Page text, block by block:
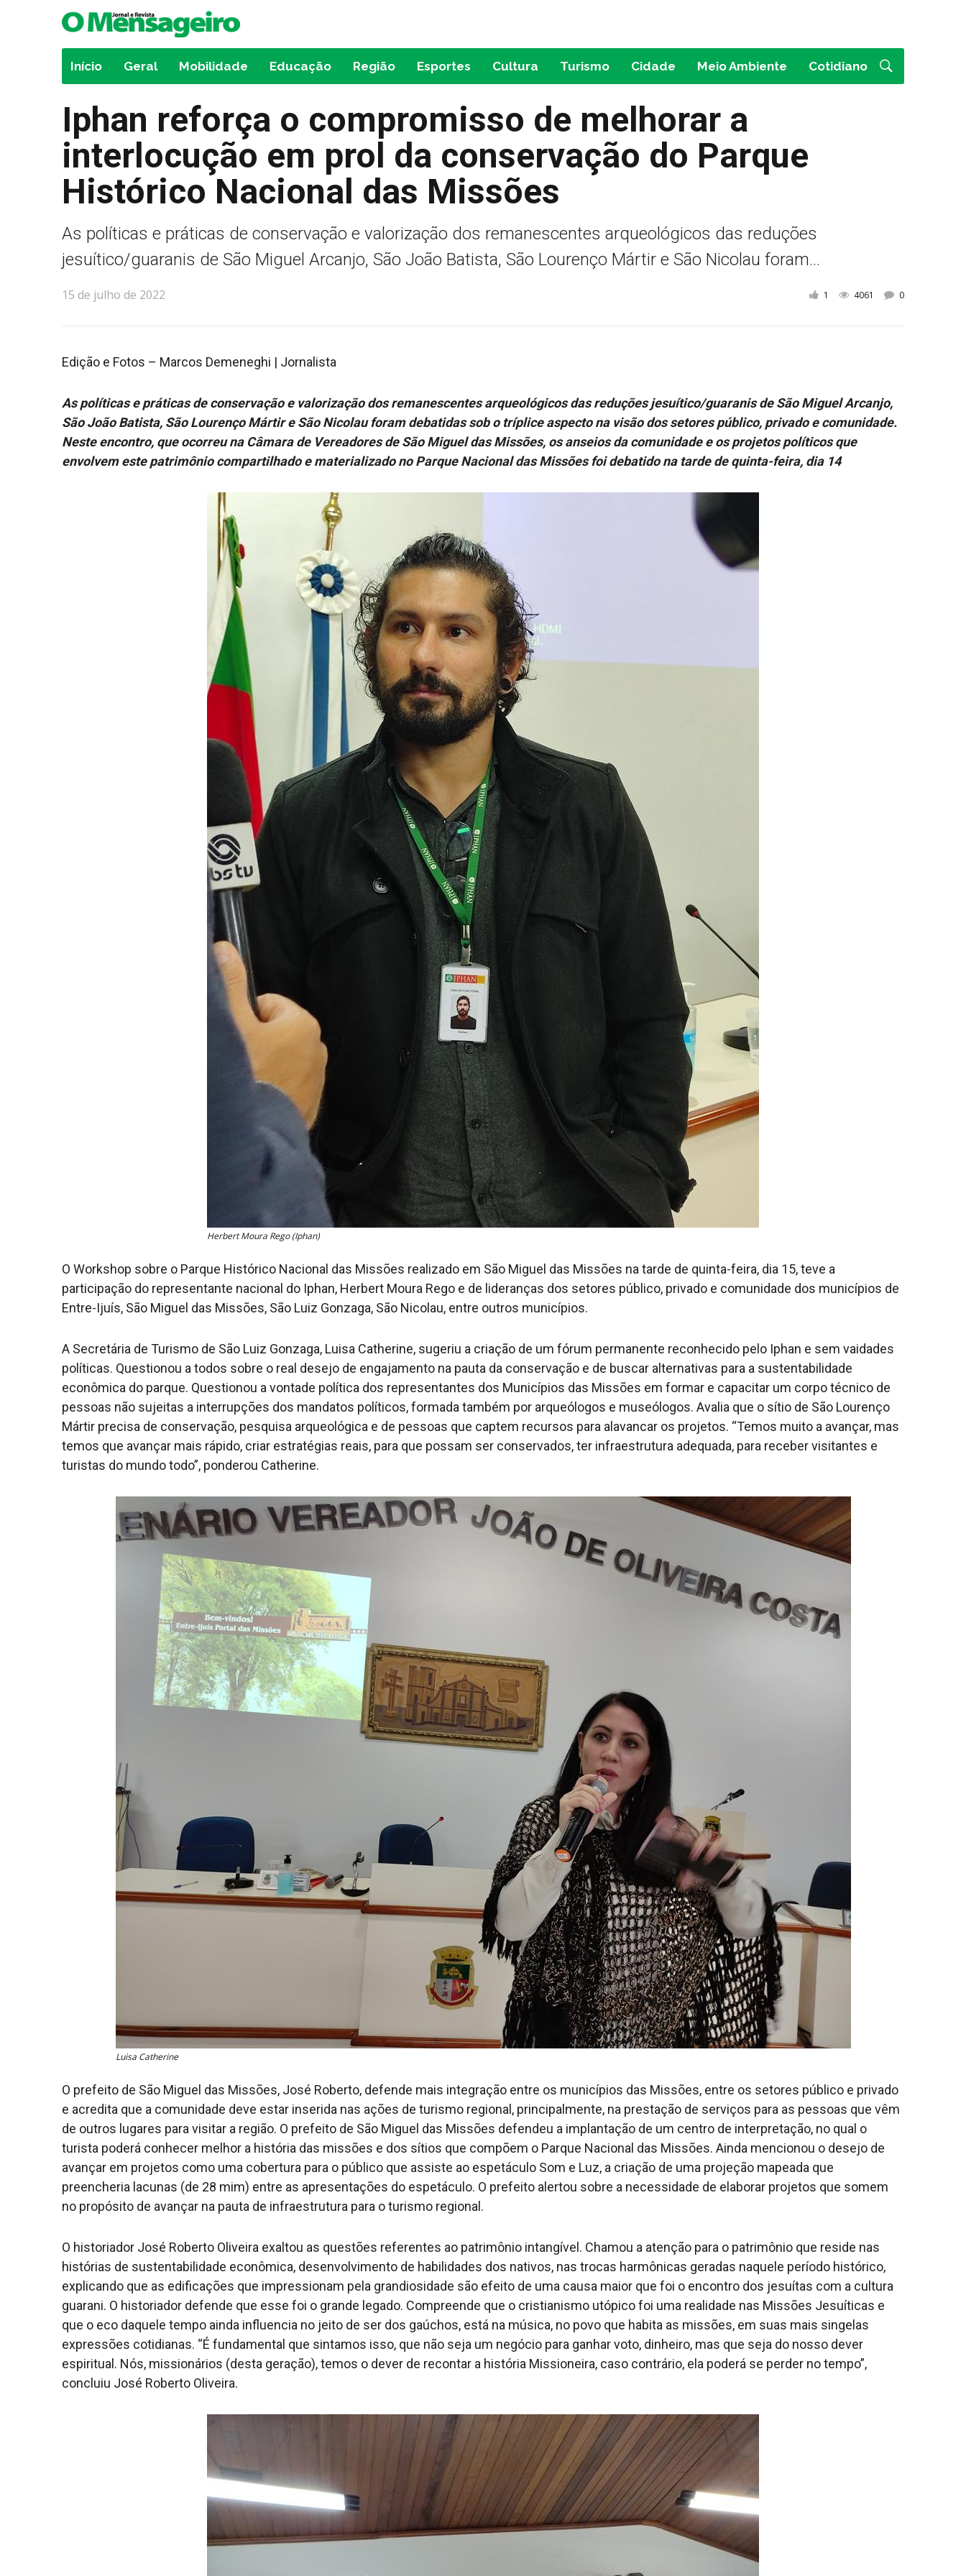
Início Geral Mobilidade Educação Região Esportes Cultura Turismo Cidade Meio Ambiente Cotidiano
Iphan reforça o compromisso de melhorar a
interlocução em prol da conservação do Parque
Histórico Nacional das Missões
As políticas e práticas de conservação e valorização dos remanescentes arqueológicos das reduções
jesuítico/guaranis de São Miguel Arcanjo, São João Batista, São Lourenço Mártir e São Nicolau foram...
15 de julho de 2022 1 4061 0
Edição e Fotos – Marcos Demeneghi | Jornalista
As políticas e práticas de conservação e valorização dos remanescentes arqueológicos das reduções jesuítico/guaranis de São Miguel Arcanjo,
São João Batista, São Lourenço Mártir e São Nicolau foram debatidas sob o tríplice aspecto na visão dos setores público, privado e comunidade.
Neste encontro, que ocorreu na Câmara de Vereadores de São Miguel das Missões, os anseios da comunidade e os projetos políticos que
envolvem este patrimônio compartilhado e materializado no Parque Nacional das Missões foi debatido na tarde de quinta-feira, dia 14
Herbert Moura Rego (Iphan)
O Workshop sobre o Parque Histórico Nacional das Missões realizado em São Miguel das Missões na tarde de quinta-feira, dia 15, teve a
participação do representante nacional do Iphan, Herbert Moura Rego e de lideranças dos setores público, privado e comunidade dos municípios de
Entre-Ijuís, São Miguel das Missões, São Luiz Gonzaga, São Nicolau, entre outros municípios.
A Secretária de Turismo de São Luiz Gonzaga, Luisa Catherine, sugeriu a criação de um fórum permanente reconhecido pelo Iphan e sem vaidades
políticas. Questionou a todos sobre o real desejo de engajamento na pauta da conservação e de buscar alternativas para a sustentabilidade
econômica do parque. Questionou a vontade política dos representantes dos Municípios das Missões em formar e capacitar um corpo técnico de
pessoas não sujeitas a interrupções dos mandatos políticos, formada também por arqueólogos e museólogos. Avalia que o sítio de São Lourenço
Mártir precisa de conservação, pesquisa arqueológica e de pessoas que captem recursos para alavancar os projetos. “Temos muito a avançar, mas
temos que avançar mais rápido, criar estratégias reais, para que possam ser conservados, ter infraestrutura adequada, para receber visitantes e
turistas do mundo todo”, ponderou Catherine.
Luisa Catherine
O prefeito de São Miguel das Missões, José Roberto, defende mais integração entre os municípios das Missões, entre os setores público e privado
e acredita que a comunidade deve estar inserida nas ações de turismo regional, principalmente, na prestação de serviços para as pessoas que vêm
de outros lugares para visitar a região. O prefeito de São Miguel das Missões defendeu a implantação de um centro de interpretação, no qual o
turista poderá conhecer melhor a história das missões e dos sítios que compõem o Parque Nacional das Missões. Ainda mencionou o desejo de
avançar em projetos como uma cobertura para o público que assiste ao espetáculo Som e Luz, a criação de uma projeção mapeada que
preencheria lacunas (de 28 mim) entre as apresentações do espetáculo. O prefeito alertou sobre a necessidade de elaborar projetos que somem
no propósito de avançar na pauta de infraestrutura para o turismo regional.
O historiador José Roberto Oliveira exaltou as questões referentes ao patrimônio intangível. Chamou a atenção para o patrimônio que reside nas
histórias de sustentabilidade econômica, desenvolvimento de habilidades dos nativos, nas trocas harmônicas geradas naquele período histórico,
explicando que as edificações que impressionam pela grandiosidade são efeito de uma causa maior que foi o encontro dos jesuítas com a cultura
guarani. O historiador defende que esse foi o grande legado. Compreende que o cristianismo utópico foi uma realidade nas Missões Jesuíticas e
que o eco daquele tempo ainda influencia no jeito de ser dos gaúchos, está na música, no povo que habita as missões, em suas mais singelas
expressões cotidianas. “É fundamental que sintamos isso, que não seja um negócio para ganhar voto, dinheiro, mas que seja do nosso dever
espiritual. Nós, missionários (desta geração), temos o dever de recontar a história Missioneira, caso contrário, ela poderá se perder no tempo”,
concluiu José Roberto Oliveira.